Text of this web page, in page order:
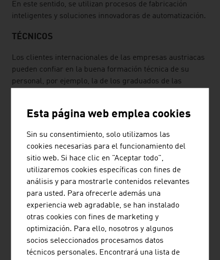
En este sentido, se utilizan procesos de fabricación
inteligentes y soluciones innovadoras de automatización.
TÉCNICOS
Los clientes internacionales de las empresas austriacas
pueden confiar en la buena formación técnica de su
personal, por ejemplo, la de los graduados de las
Universidad Politécnica de Graz), las cuales cooperan
de los jóvenes en Austria reciben formación en el
"sistema dual". Además, los "Höhere Technischen
Lehranstalten (HTL)" (institutos técnicos superiores) son
la "espina dorsal técnica" de Austria.
Aparte de las universidades técnicas, las cuales tienen
un rendimiento óptimo, más de 50 organismos de
investigación no universitarios y centros son socios de
cooperación de empresas, p. ej.:
"AIT - Austrian Institute of Technology" (Centro de
Esta página web emplea cookies
Sin su consentimiento, solo utilizamos las
cookies necesarias para el funcionamiento del
sitio web. Si hace clic en "Aceptar todo",
utilizaremos cookies específicas con fines de
análisis y para mostrarle contenidos relevantes
para usted. Para ofrecerle además una
experiencia web agradable, se han instalado
otras cookies con fines de marketing y
optimización. Para ello, nosotros y algunos
socios seleccionados procesamos datos
técnicos personales. Encontrará una lista de